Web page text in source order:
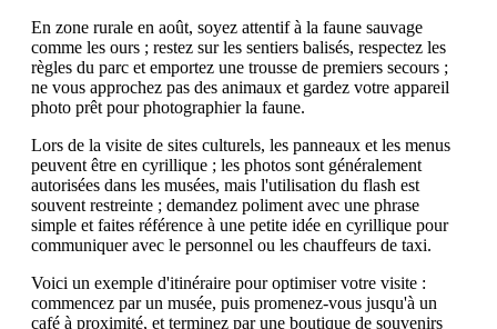
En zone rurale en août, soyez attentif à la faune sauvage
comme les ours ; restez sur les sentiers balisés, respectez les
règles du parc et emportez une trousse de premiers secours ;
ne vous approchez pas des animaux et gardez votre appareil
photo prêt pour photographier la faune.
Lors de la visite de sites culturels, les panneaux et les menus
peuvent être en cyrillique ; les photos sont généralement
autorisées dans les musées, mais l'utilisation du flash est
souvent restreinte ; demandez poliment avec une phrase
simple et faites référence à une petite idée en cyrillique pour
communiquer avec le personnel ou les chauffeurs de taxi.
Voici un exemple d'itinéraire pour optimiser votre visite :
commencez par un musée, puis promenez-vous jusqu'à un
café à proximité, et terminez par une boutique de souvenirs